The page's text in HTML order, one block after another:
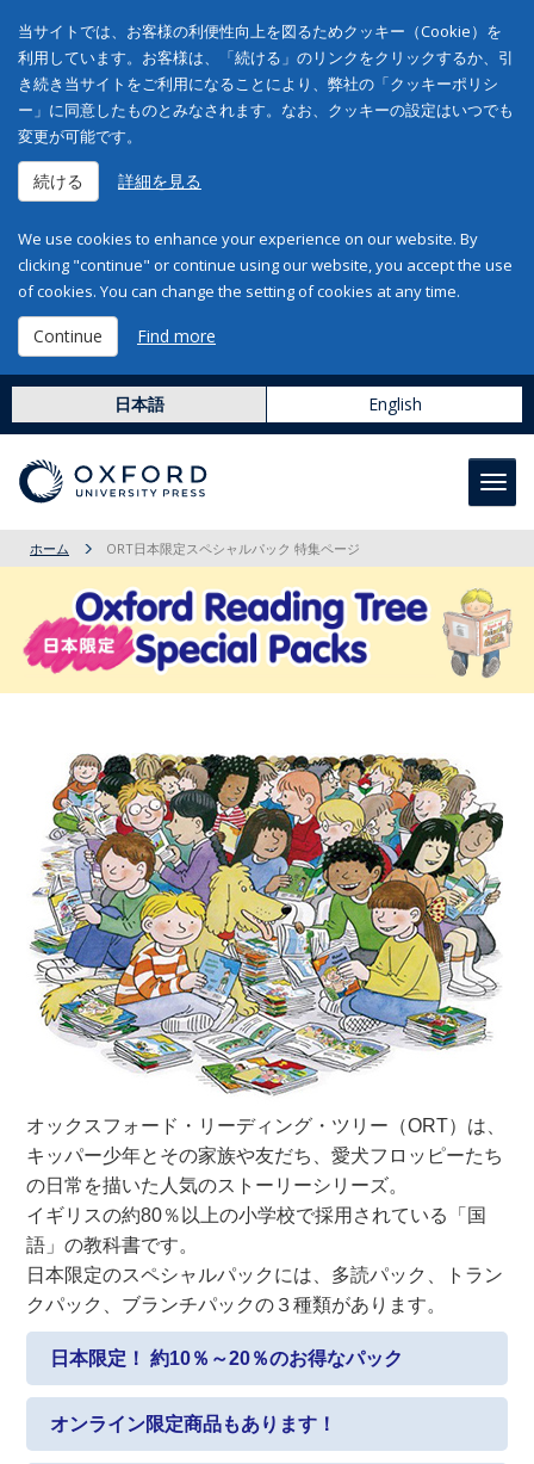
当サイトでは、お客様の利便性向上を図るためクッキー（Cookie）を
利用しています。お客様は、「続ける」のリンクをクリックするか、引
き続き当サイトをご利用になることにより、弊社の「クッキーポリシ
ー」に同意したものとみなされます。なお、クッキーの設定はいつでも
変更が可能です。
続ける 詳細を見る
We use cookies to enhance your experience on our website. By
clicking "continue" or continue using our website, you accept the use
of cookies. You can change the setting of cookies at any time.
Continue Find more
日本語 English
ホーム ORT日本限定スペシャルパック 特集ページ
オックスフォード・リーディング・ツリー（ORT）は、
キッパー少年とその家族や友だち、愛犬フロッピーたち
の日常を描いた人気のストーリーシリーズ。
イギリスの約80％以上の小学校で採用されている「国
語」の教科書です。
日本限定のスペシャルパックには、多読パック、トラン
クパック、ブランチパックの３種類があります。
日本限定！ 約10％～20％のお得なパック
オンライン限定商品もあります！